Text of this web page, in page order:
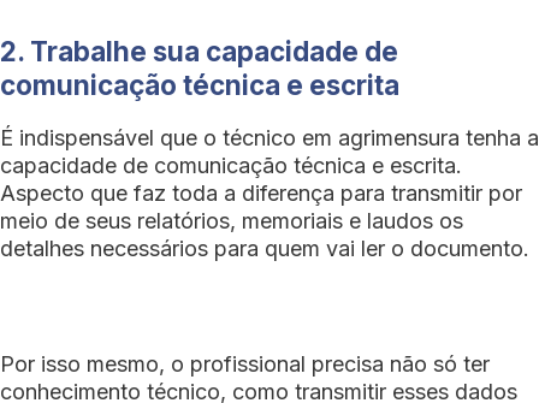
2. Trabalhe sua capacidade de
comunicação técnica e escrita
É indispensável que o técnico em agrimensura tenha a
capacidade de comunicação técnica e escrita.
Aspecto que faz toda a diferença para transmitir por
meio de seus relatórios, memoriais e laudos os
detalhes necessários para quem vai ler o documento.
Por isso mesmo, o profissional precisa não só ter
conhecimento técnico, como transmitir esses dados